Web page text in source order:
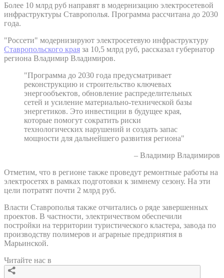
Более 10 млрд руб направят в модернизацию электросетевой
инфраструктуры Ставрополья. Программа рассчитана до 2030
года.
"Россети" модернизируют электросетевую инфраструктуру
Ставропольского края за 10,5 млрд руб, рассказал губернатор
региона Владимир Владимиров.
"Программа до 2030 года предусматривает
реконструкцию и строительство ключевых
энергообъектов, обновление распределительных
сетей и усиление материально-технической базы
энергетиков. Это инвестиции в будущее края,
которые помогут сократить риски
технологических нарушений и создать запас
мощности для дальнейшего развития региона"
– Владимир Владимиров
Отметим, что в регионе также проведут ремонтные работы на
электросетях в рамках подготовки к зимнему сезону. На эти
цели потратят почти 2 млрд руб.
Власти Ставрополья также отчитались о ряде завершенных
проектов. В частности, электричеством обеспечили
постройки на территории туристического кластера, завода по
производству полимеров и аграрные предприятия в
Марьинской.
Читайте нас в